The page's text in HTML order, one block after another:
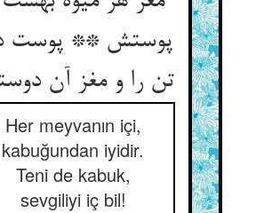
پوستش ** پوست
تن را و مغز آن
Her meyvanın içi,
kabuğundan iyidir.
Teni de kabuk,
sevgiliyi iç bil!